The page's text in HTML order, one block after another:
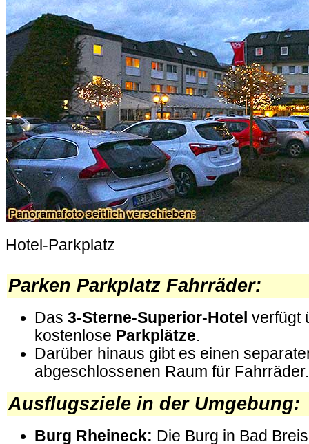
Hotel-Parkplatz
Parken Parkplatz Fahrräder:
Das 3-Sterne-Superior-Hotel verfügt
kostenlose Parkplätze.
Darüber hinaus gibt es einen
abgeschlossenen Raum für Fahrräder.
Ausflugsziele in der Umgebung:
Burg Rheineck: Die Burg in Bad